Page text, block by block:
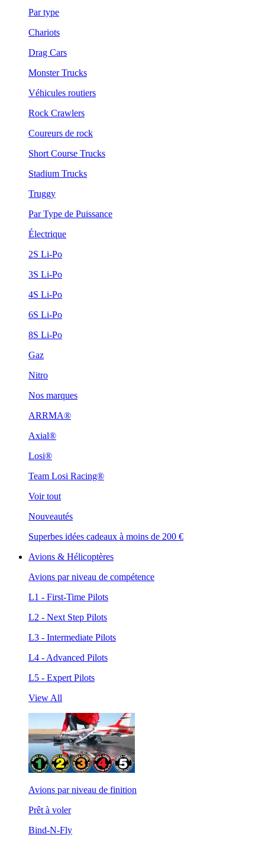
Par type
Chariots
Drag Cars
Monster Trucks
Véhicules routiers
Rock Crawlers
Coureurs de rock
Short Course Trucks
Stadium Trucks
Truggy
Par Type de Puissance
Électrique
2S Li-Po
3S Li-Po
4S Li-Po
6S Li-Po
8S Li-Po
Gaz
Nitro
Nos marques
ARRMA®
Axial®
Losi®
Team Losi Racing®
Voir tout
Nouveautés
Superbes idées cadeaux à moins de 200 €
Avions & Hélicoptères
Avions par niveau de compétence
L1 - First-Time Pilots
L2 - Next Step Pilots
L3 - Intermediate Pilots
L4 - Advanced Pilots
L5 - Expert Pilots
View All
Avions par niveau de finition
Prêt à voler
Bind-N-Fly